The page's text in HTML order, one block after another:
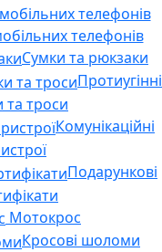
телефонів
Сумки та рюкзаки
Протиугінні
та троси
Комунікаційні
Подарункові
Мотокрос
Кросові шоломи